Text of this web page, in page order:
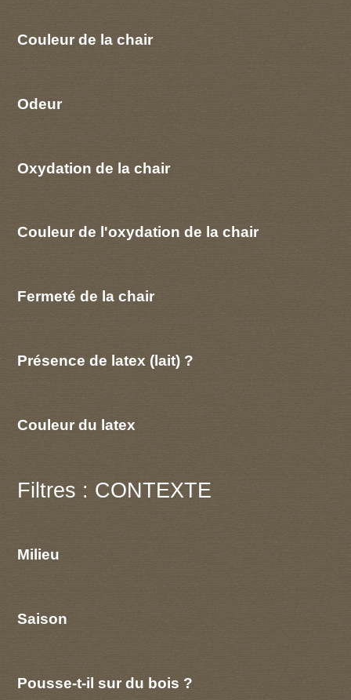
Couleur de la chair
Odeur
Oxydation de la chair
Couleur de l'oxydation de la chair
Fermeté de la chair
Présence de latex (lait) ?
Couleur du latex
Filtres : CONTEXTE
Milieu
Saison
Pousse-t-il sur du bois ?